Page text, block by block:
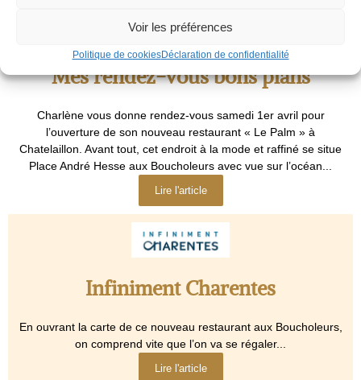
Voir les préférences
Politique de cookiesDéclaration de confidentialité
Mes rendez-vous bons plans
Charlène vous donne rendez-vous samedi 1er avril pour
l’ouverture de son nouveau restaurant « Le Palm » à
Chatelaillon. Avant tout, cet endroit à la mode et raffiné se situe
Place André Hesse aux Boucholeurs avec vue sur l’océan...
Lire l'article
Infiniment Charentes
En ouvrant la carte de ce nouveau restaurant aux Boucholeurs,
on comprend vite que l’on va se régaler...
Lire l'article